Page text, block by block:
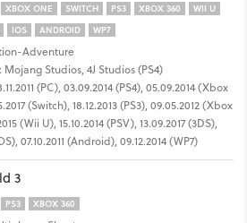
XBOX ONE SWITCH PS3 XBOX 360
WII U
IOS ANDROID WP7
Adventure
Mojang Studios, 4J Studios (PS4)
(PC), 03.09.2014 (PS4), 05.09.2014 (Xbox
(Switch), 18.12.2013 (PS3), 09.05.2012 (Xbox
(Wii U), 15.10.2014 (PSV), 13.09.2017 (3DS),
07.10.2011 (Android), 09.12.2014 (WP7)
3
PS3 XBOX 360